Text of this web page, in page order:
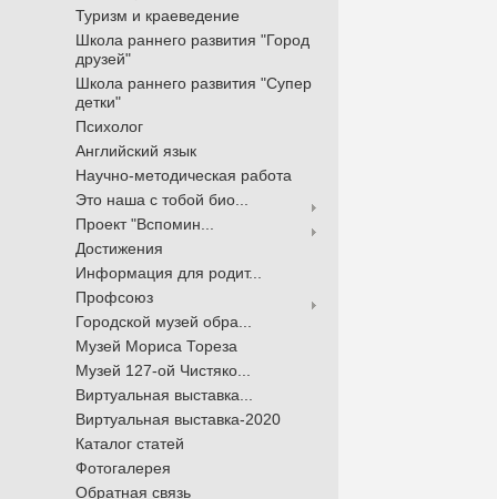
Туризм и краеведение
Школа раннего развития "Город
друзей"
Школа раннего развития "Супер
детки"
Психолог
Английский язык
Научно-методическая работа
Это наша с тобой био...
Проект "Вспомин...
Достижения
Информация для родит...
Профсоюз
Городской музей обра...
Музей Мориса Тореза
Музей 127-ой Чистяко...
Виртуальная выставка...
Виртуальная выставка-2020
Каталог статей
Фотогалерея
Обратная связь